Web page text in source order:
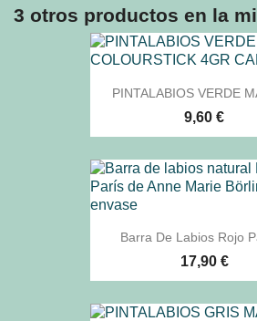
3 otros productos en la
PINTALABIOS VERDE
9,60 €
Barra De Labios Rojo
17,90 €